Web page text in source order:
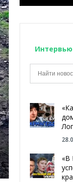
Интервью
«В